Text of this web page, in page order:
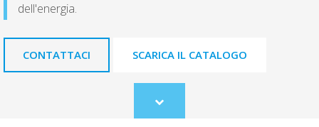
dell'energia.
CONTATTACI SCARICA IL CATALOGO
Scroll
to